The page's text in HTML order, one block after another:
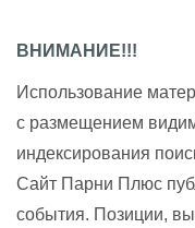
ВНИМАНИЕ!!!
Использование
с размещением
индексирования
Сайт Парни Плюс
события. Позиции,